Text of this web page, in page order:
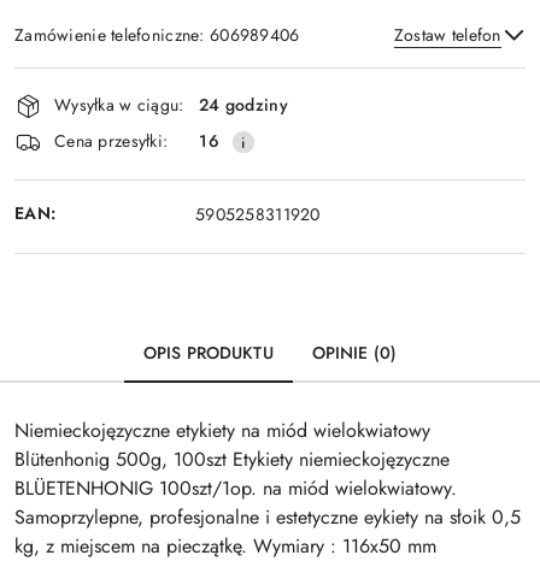
Zamówienie telefoniczne: 606989406 Zostaw telefon
Wyślij
Dostępność
i
dostawa
Wysyłka w ciągu:
24 godziny
Cena przesyłki:
16
EAN: 5905258311920
OPIS PRODUKTU OPINIE (0)
Niemieckojęzyczne etykiety na miód wielokwiatowy
Blütenhonig 500g, 100szt Etykiety niemieckojęzyczne
BLÜETENHONIG 100szt/1op. na miód wielokwiatowy.
Samoprzylepne, profesjonalne i estetyczne eykiety na słoik 0,5
kg, z miejscem na pieczątkę. Wymiary : 116x50 mm